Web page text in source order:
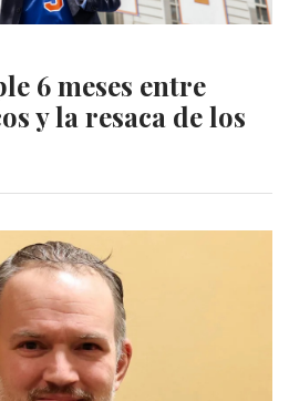
6 meses entre
y la resaca de los